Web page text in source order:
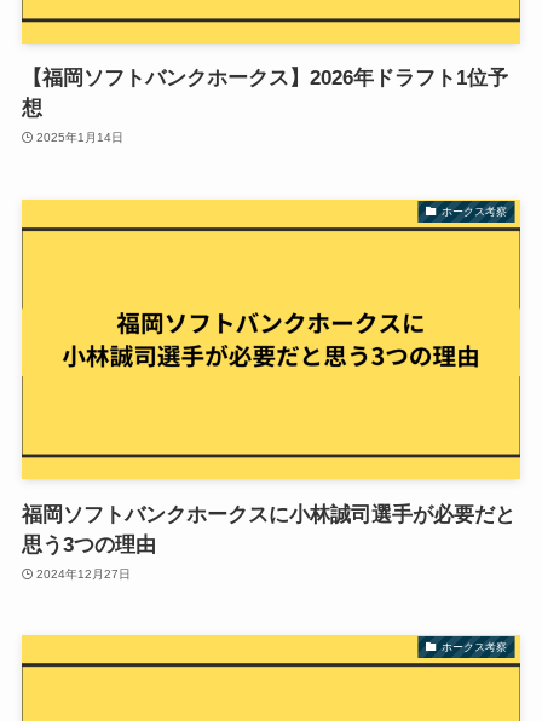
【福岡ソフトバンクホークス】2026年ドラフト1位予
想
2025年1月14日
ホークス考察
福岡ソフトバンクホークスに小林誠司選手が必要だと
思う3つの理由
2024年12月27日
ホークス考察